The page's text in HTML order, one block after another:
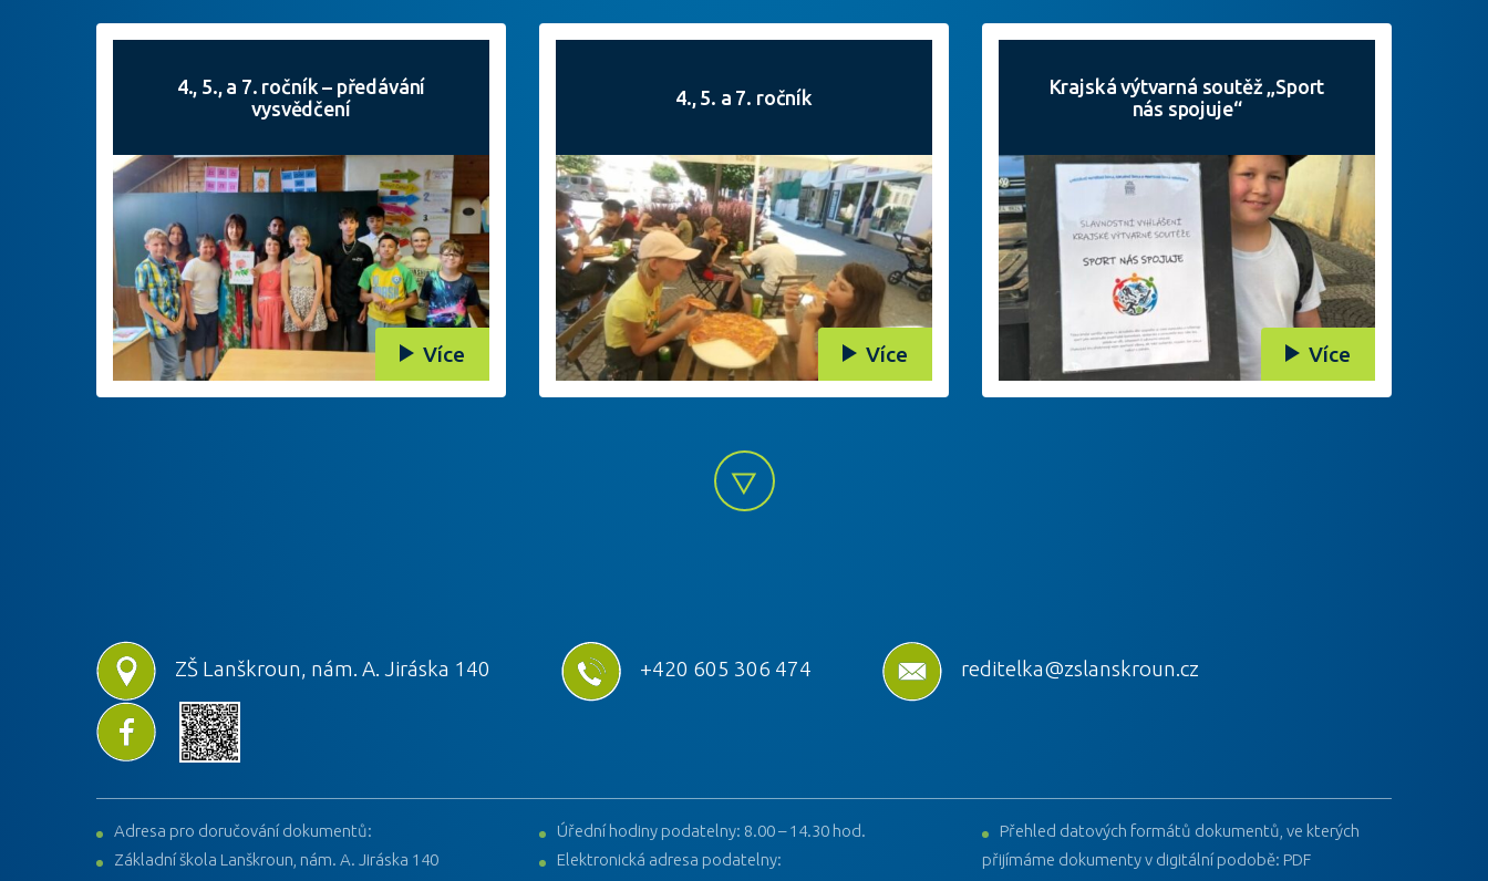
4., 5., a 7. ročník – předávání
vysvědčení
Více
4., 5. a 7. ročník
Více
Krajská výtvarná soutěž „Sport
nás spojuje“
Více
ZŠ Lanškroun, nám. A. Jiráska 140 +420 605 306 474 reditelka@zslanskroun.cz
Adresa pro doručování dokumentů:
Základní škola Lanškroun, nám. A. Jiráska 140
Úřední hodiny podatelny: 8.00 – 14.30 hod.
Elektronická adresa podatelny:
Přehled datových formátů dokumentů, ve kterých
přijímáme dokumenty v digitální podobě: PDF